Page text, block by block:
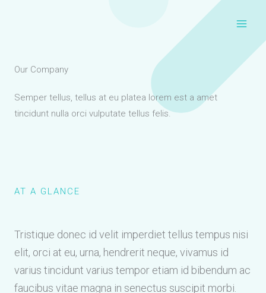
Our Company
Semper tellus, tellus at eu platea lorem est a amet
tincidunt nulla orci vulputate tellus felis.
AT A GLANCE
Tristique donec id velit imperdiet tellus tempus nisi
elit, orci at eu, urna, hendrerit neque, vivamus id
varius tincidunt varius tempor etiam id bibendum ac
faucibus vitae magna in senectus suscipit morbi.